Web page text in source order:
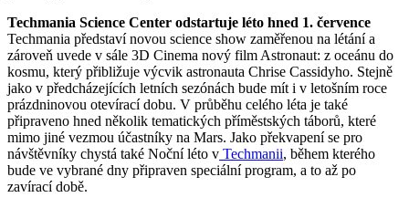
Techmania Science Center odstartuje léto hned 1. července
Techmania představí novou science show zaměřenou na létání a
zároveň uvede v sále 3D Cinema nový film Astronaut: z oceánu do
kosmu, který přibližuje výcvik astronauta Chrise Cassidyho. Stejně
jako v předcházejících letních sezónách bude mít i v letošním roce
prázdninovou otevírací dobu. V průběhu celého léta je také
připraveno hned několik tematických příměstských táborů, které
mimo jiné vezmou účastníky na Mars. Jako překvapení se pro
návštěvníky chystá také Noční léto v Techmanii, během kterého
bude ve vybrané dny připraven speciální program, a to až po
zavírací době.